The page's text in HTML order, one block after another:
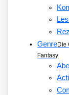
GenreDie
Fantasy